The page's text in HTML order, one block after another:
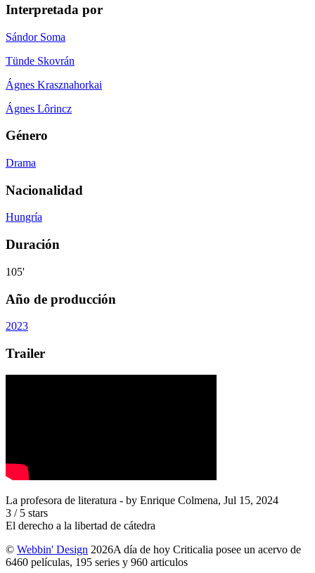
Interpretada por
Sándor Soma
Tünde Skovrán
Ágnes Krasznahorkai
Ágnes Lôrincz
Género
Drama
Nacionalidad
Hungría
Duración
105'
Año de producción
2023
Trailer
La profesora de literatura - by Enrique Colmena, Jul 15, 2024
3 / 5 stars
El derecho a la libertad de cátedra
© Webbin' Design 2026A día de hoy Criticalia posee un acervo de
6460 películas, 195 series y 960 articulos